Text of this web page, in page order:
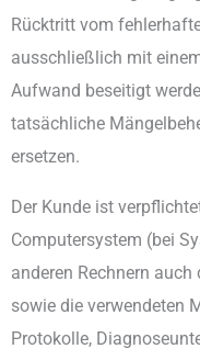
Rücktritt vom
ausschließlich mit
Aufwand beseitigt
tatsächliche
ersetzen.
Der Kunde ist
Computersystem (bei
anderen Rechnern
sowie die verwendeten
Protokolle,